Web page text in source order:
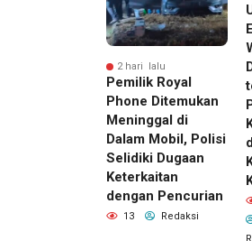
2 hari lalu
Pemilik Royal
Phone Ditemukan
Meninggal di
Dalam Mobil, Polisi
Selidiki Dugaan
Keterkaitan
dengan Pencurian
13 Redaksi